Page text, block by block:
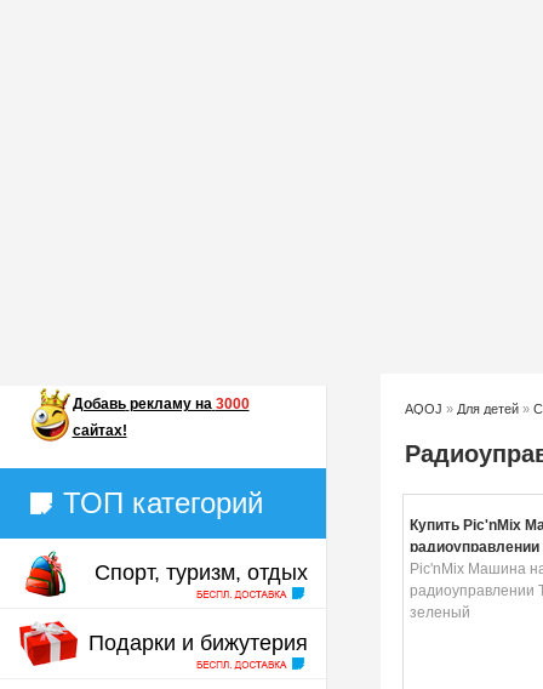
Добавь рекламу на 3000
сайтах!
ТОП категорий
Спорт, туризм, отдых
Подарки и бижутерия
AQOJ » Для детей »
Купить Pic'nMix
радиоуправлении
зеленый
Pic'nMix Машина
радиоуправлении
зеленый